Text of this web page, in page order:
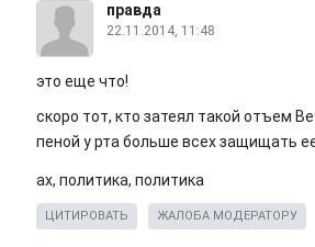
правда
22.11.2014, 11:48
это еще что!
скоро тот, кто затеял такой отъем
пеной у рта больше всех защищать
ах, политика, политика
ЦИТИРОВАТЬ ЖАЛОБА МОДЕРАТОРУ